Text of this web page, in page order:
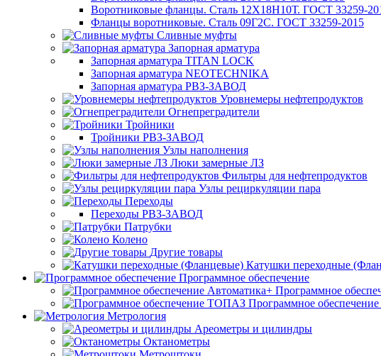
Воротниковые фланцы. Сталь 12Х18Н10Т. ГОСТ 33259-
Фланцы воротниковые. Сталь 09Г2С. ГОСТ 33259-2015
Сливные муфты
Запорная арматура
Запорная арматура TITAN LOCK
Запорная арматура NEOTECHNIKA
Запорная арматура РВЗ-ЗАВОД
Уровнемеры нефтепродуктов
Огнепреградители
Тройники
Тройники РВЗ-ЗАВОД
Узлы наполнения
Люки замерные ЛЗ
Фильтры для нефтепродуктов
Узлы рециркуляции пара
Переходы
Переходы РВЗ-ЗАВОД
Патрубки
Колено
Другие товары
Катушки переходные
Программное обеспечение
Программное
Программное
Метрология
Ареометры и цилиндры
Октанометры